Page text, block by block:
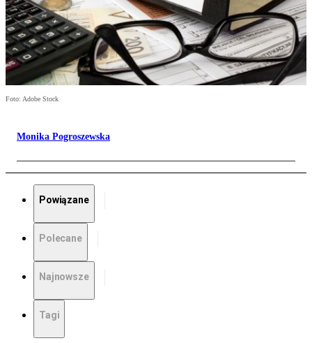
Foto: Adobe Stock
Monika Pogroszewska
Powiązane
Polecane
Najnowsze
Tagi